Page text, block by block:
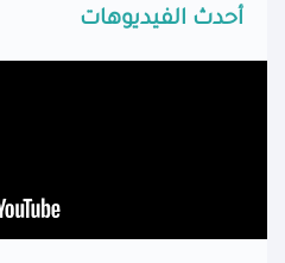
أحدث الفيديوهات